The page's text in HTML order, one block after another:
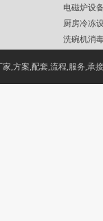
电磁炉设
厨房冷冻
洗碗机消
厂家,方案,配套,流程,服务,